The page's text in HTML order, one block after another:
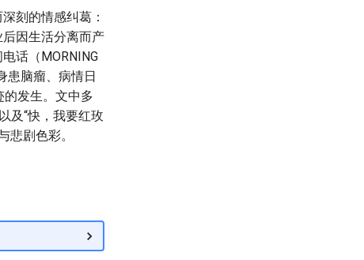
刻的情感纠葛：
因生活分离而产
话（MORNING
患脑瘤、病情日
发生。文中多
及“快，我要红玫
悲剧色彩。